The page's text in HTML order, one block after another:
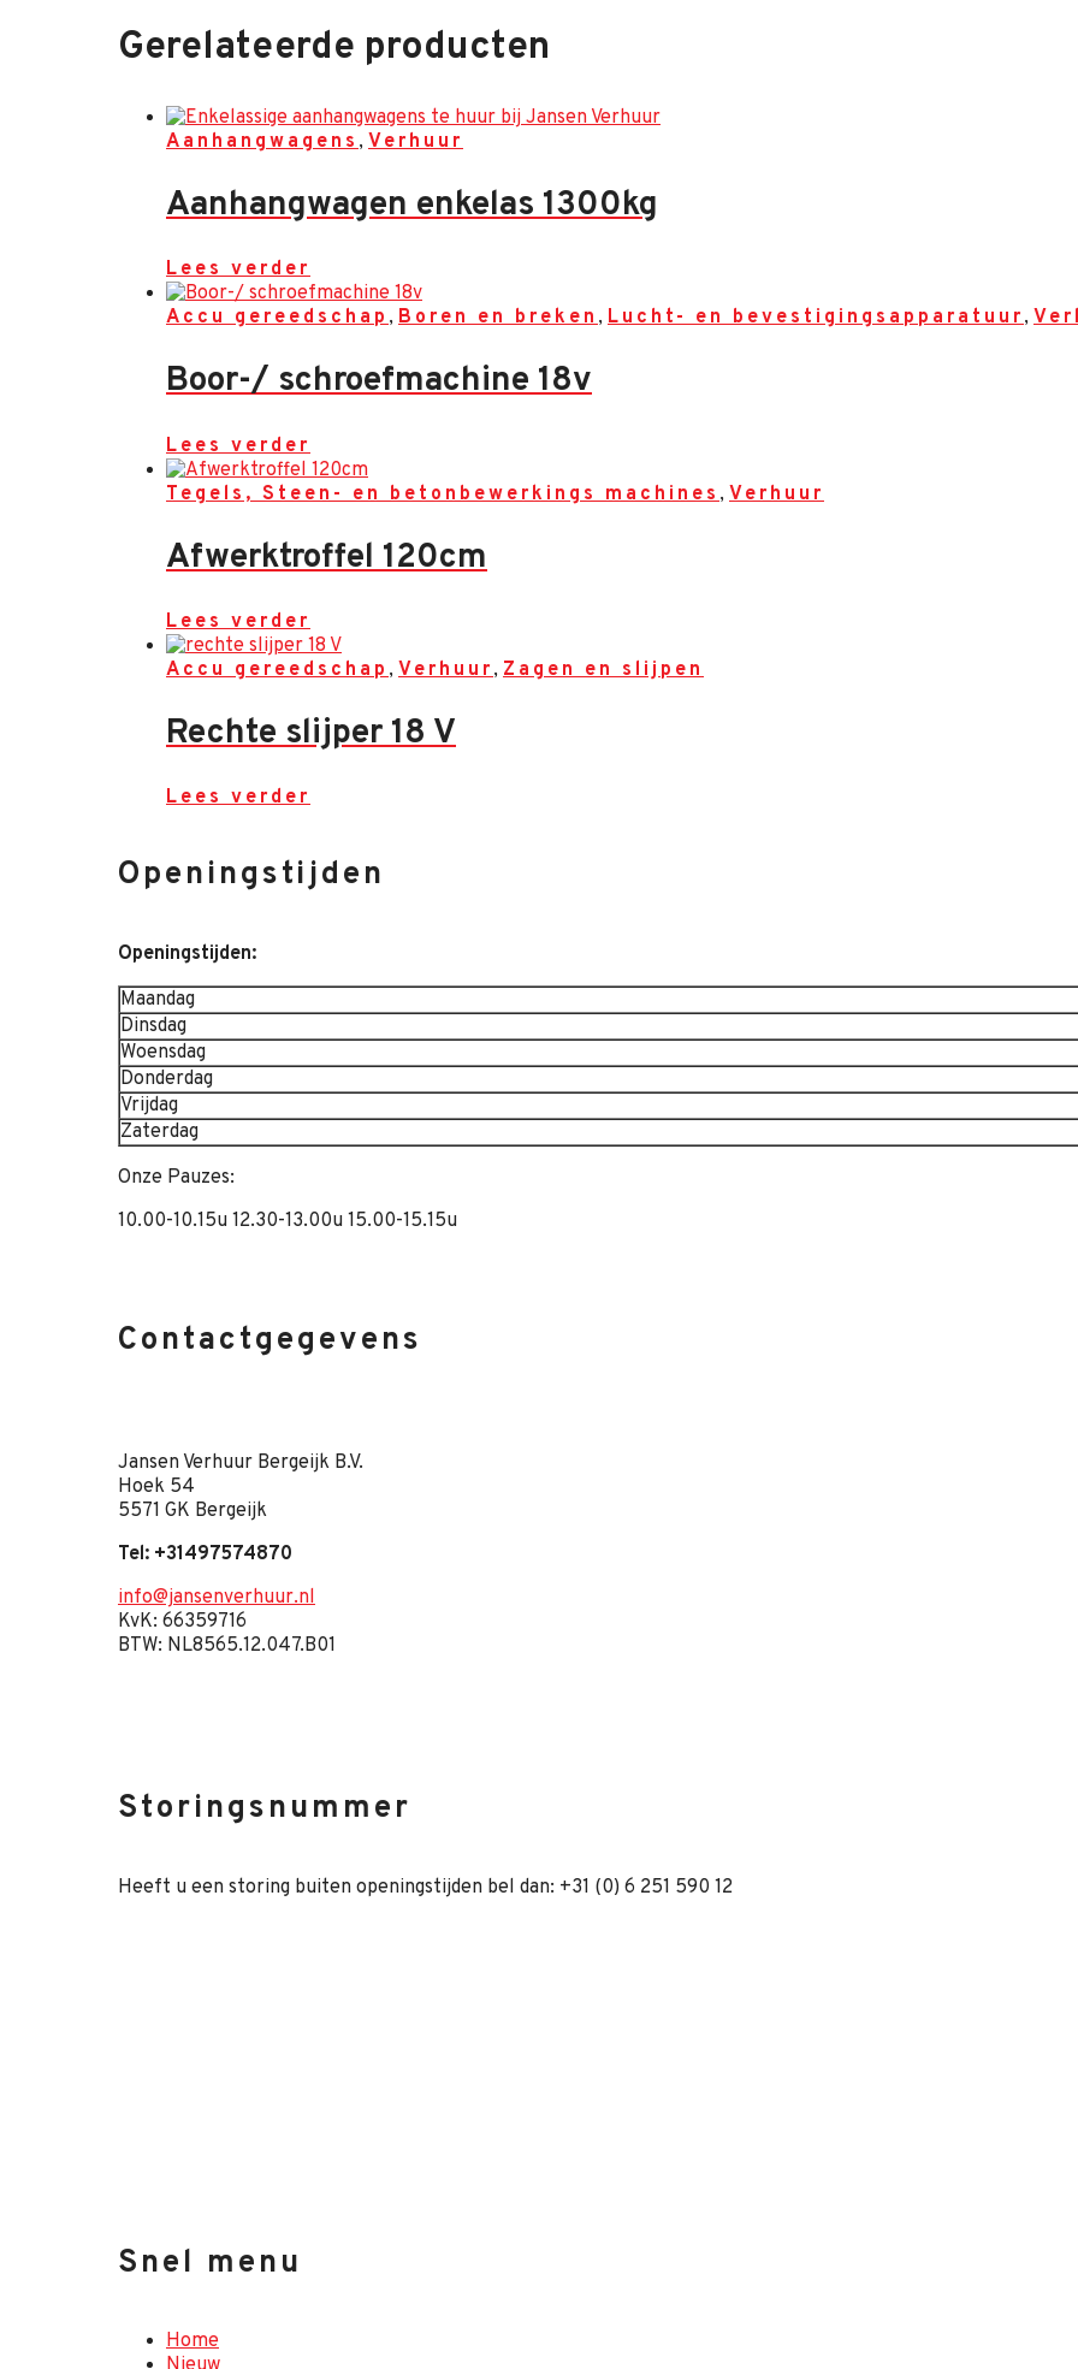
Gerelateerde producten
Aanhangwagens , Verhuur
Aanhangwagen enkelas 1300kg
Lees verder
Accu gereedschap, Boren en breken, Lucht- en bevestigingsapparatuur,
Boor-/ schroefmachine 18v
Lees verder
Tegels, Steen- en betonbewerkings machines , Verhuur
Afwerktroffel 120cm
Lees verder
Accu gereedschap, Verhuur, Zagen en slijpen
Rechte slijper 18 V
Lees verder
Openingstijden
Openingstijden:
Maandag
Dinsdag
Woensdag
Donderdag
Vrijdag
Zaterdag
Onze Pauzes:
10.00-10.15u 12.30-13.00u 15.00-15.15u
Contactgegevens
Jansen Verhuur Bergeijk B.V.
Hoek 54
5571 GK Bergeijk
Tel: +31497574870
info@jansenverhuur.nl
KvK: 66359716
BTW: NL8565.12.047.B01
Storingsnummer
Heeft u een storing buiten openingstijden bel dan: +31 (0) 6 251 590 12
Snel menu
Home